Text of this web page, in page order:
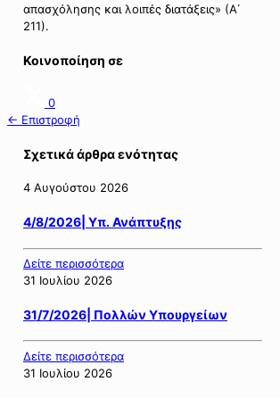
απασχόλησης και λοιπές διατάξεις» (Α΄
211).
Κοινοποίηση σε
0
← Επιστροφή
Σχετικά άρθρα ενότητας
4 Αυγούστου 2026
4/8/2026| Υπ. Ανάπτυξης
Δείτε περισσότερα
31 Ιουλίου 2026
31/7/2026| Πολλών Υπουργείων
Δείτε περισσότερα
31 Ιουλίου 2026